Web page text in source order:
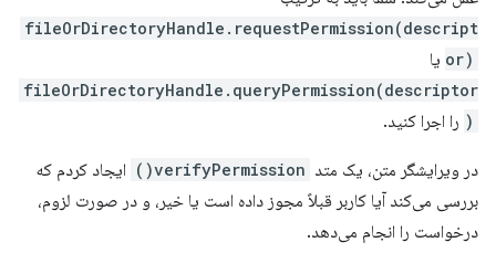
fileOrDirectoryHandle.requestPermission(descript
or) یا
fileOrDirectoryHandle.queryPermission(descriptor
) را اجرا کنید.
در ویرایشگر متن، یک متد verifyPermission()
ایجاد کردم که
بررسی می‌کند آیا کاربر قبلاً مجوز داده است یا خیر، و در صورت لزوم،
درخواست را انجام می‌دهد.